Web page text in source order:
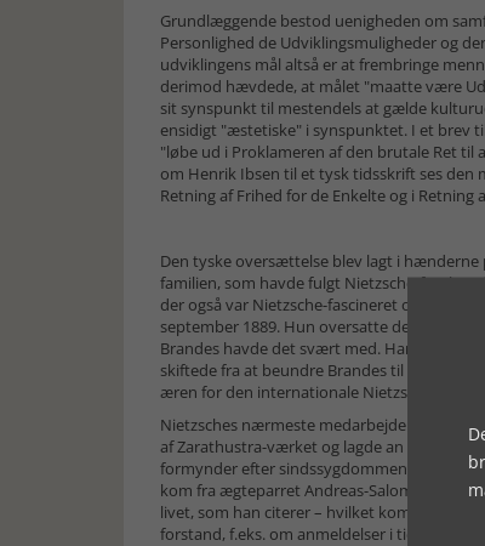
Grundlæggende bestod uenigheden om
Personlighed de Udviklingsmuligheder og
udviklingens mål altså er at frembringe
derimod hævdede, at må­let "maatte være
sit synspunkt til mestendels at gælde
ensidigt "æstetiske" i synspunktet. I et brev
"løbe ud i Proklameren af den brutale Ret
om Henrik Ibsen til et tysk tidsskrift ses den
Retning af Frihed for de Enkelte og i Retning
Den tyske oversættelse blev lagt i
familien, som havde fulgt Nietzsche-
der også var Nietzsche-fascineret og gerne
september 1889. Hun oversatte de to
Brandes havde det svært med. Hansson
skiftede fra at beundre Brandes til at
æren for den internationale Nietzsche-
Nietzsches nærmeste medarbejdere
af Zarathustra-værket og lagde an til en
formynder efter sindssygdommens udbrud
kom fra ægteparret Andreas-Salomé, der
livet, som han citerer – hvilket kom til at
forstand, f.eks. om anmeldelser i tidsskrifter